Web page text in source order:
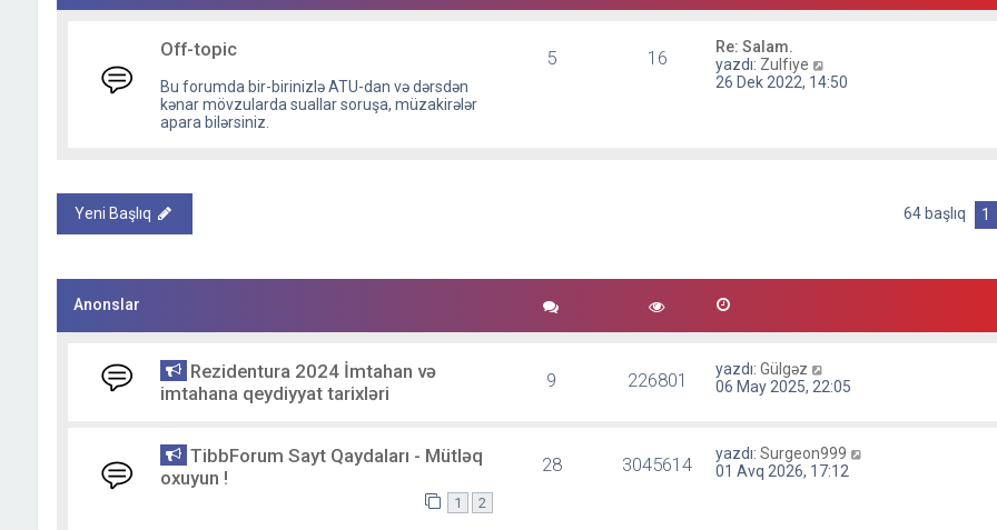
Off-topic
Bu forumda bir-birinizlə ATU-dan və dərsdən
kənar mövzularda suallar soruşa, müzakirələr
apara bilərsiniz.
5 16
Re: Salam.
yazdı: Zulfiye
o
ü
ü
26 Dek 2022, 14:50
Yeni Başlıq 64 başlıq 1
Anonslar
Rezidentura 2024 İmtahan və
imtahana qeydiyyat tarixləri
9 226801 yazdı:Gülgəz
06 May 2025, 22:05
TibbForum Sayt Qaydaları - Mütləq
oxuyun !
1 2
28 3045614 yazdı:Surgeon999
01 Avq 2026, 17:12